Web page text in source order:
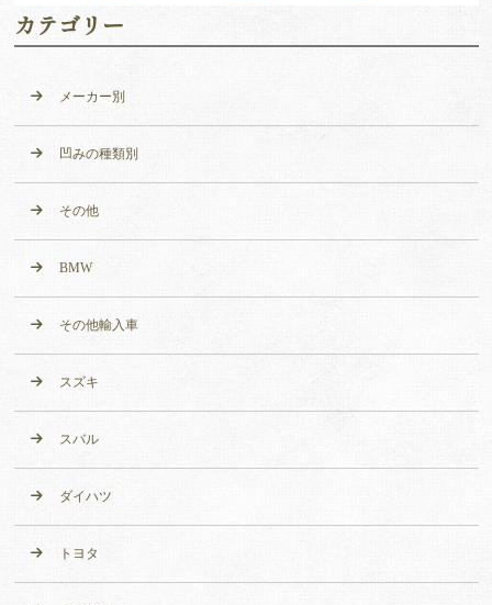
カテゴリー
メーカー別
凹みの種類別
その他
BMW
その他輸入車
スズキ
スバル
ダイハツ
トヨタ